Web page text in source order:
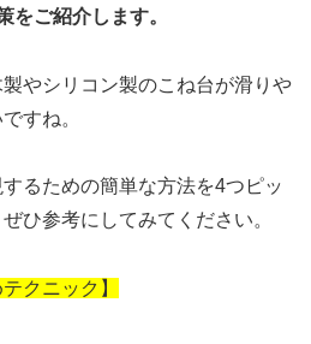
をご紹介します。
やシリコン製のこね台が滑りや
すね。
るための簡単な方法を4つピッ
ひ参考にしてみてください。
クニック】